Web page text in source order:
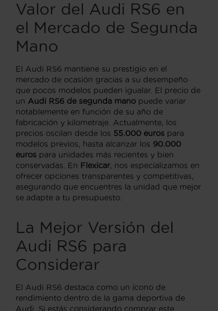
Valor del Audi RS6 en
el Mercado de Segunda
Mano
El Audi RS6 mantiene su prestigio en el
mercado de ocasión gracias a su desempeño
que pocos modelos pueden igualar. El precio de
un Audi RS6 de segunda mano puede variar
notablemente en función de su año de
fabricación y kilometraje. Actualmente, los
precios oscilan desde los 55.000 euros para
modelos previos, hasta alcanzar los 90.000
euros para unidades más recientes y bien
conservadas. En Flexicar, nos especializamos en
ofrecer opciones transparentes y competitivas,
asegurando que encuentres la unidad que mejor
se adapte a tu presupuesto.
La Mejor Versión del
Audi RS6 para
Considerar
El Audi RS6 destaca como un ícono de
rendimiento dentro de la gama deportiva de
Audi. Si estás considerando comprar este